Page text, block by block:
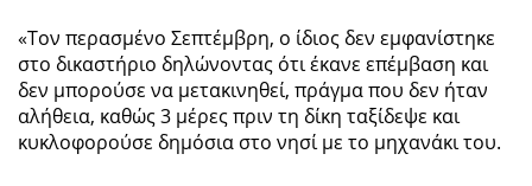
«Τον περασμένο Σεπτέμβρη, ο ίδιος δεν εμφανίστηκε
στο δικαστήριο δηλώνοντας ότι έκανε επέμβαση και
δεν μπορούσε να μετακινηθεί, πράγμα που δεν ήταν
αλήθεια, καθώς 3 μέρες πριν τη δίκη ταξίδεψε και
κυκλοφορούσε δημόσια στο νησί με το μηχανάκι του.